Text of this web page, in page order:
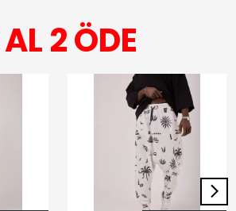
2 ÖDE